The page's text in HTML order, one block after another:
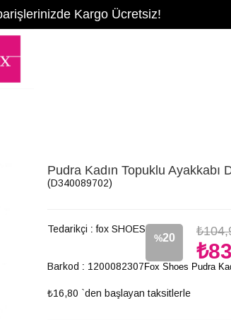
Kargo Ücretsiz!
Pudra Kadın Topuklu Ayakkabı
(D340089702)
Tedarikçi : fox SHOES
%20
İndirim
Barkod : 1200082307
₺16,80 `den başlayan taksitlerle
Fox Shoes Pudra